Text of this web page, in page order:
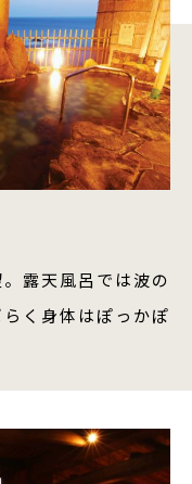
露天風呂では波の
く身体はぽっかぽ